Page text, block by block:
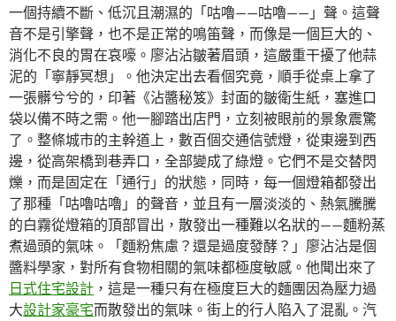
一個持續不斷、低沉且潮濕的「咕嚕——咕嚕——」聲。這聲
音不是引擎聲，也不是正常的鳴笛聲，而像是一個巨大的、
消化不良的胃在哀嚎。廖沾沾皺著眉頭，這嚴重干擾了他蒜
泥的「寧靜冥想」。他決定出去看個究竟，順手從桌上拿了
一張髒兮兮的，印著《沾醬秘笈》封面的皺衛生紙，塞進口
袋以備不時之需。他一腳踏出店門，立刻被眼前的景象震驚
了。整條城市的主幹道上，數百個交通信號燈，從東邊到西
邊，從高架橋到巷弄口，全部變成了綠燈。它們不是交替閃
爍，而是固定在「通行」的狀態，同時，每一個燈箱都發出
了那種「咕嚕咕嚕」的聲音，並且有一層淡淡的、熱氣騰騰
的白霧從燈箱的頂部冒出，散發出一種難以名狀的——麵粉蒸
煮過頭的氣味。「麵粉焦慮？還是過度發酵？」廖沾沾是個
醬料學家，對所有食物相關的氣味都極度敏感。他聞出來了
日式住宅設計 ，這是一種只有在極度巨大的麵團因為壓力過
大設計家豪宅而散發出的氣味。街上的行人陷入了混亂。汽